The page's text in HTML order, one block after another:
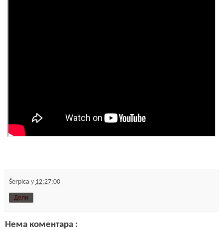
Šerpica у 12:27:00
Дели
Нема коментара :